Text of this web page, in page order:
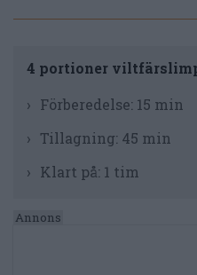
4 portioner
Förberedelse: 15 min
Tillagning: 45 min
Klart på: 1 tim